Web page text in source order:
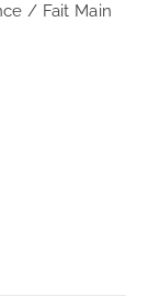
/ Fait Main